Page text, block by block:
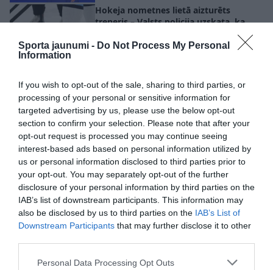
Sporta jaunumi - Do Not Process My Personal
Information
If you wish to opt-out of the sale, sharing to third parties, or
processing of your personal or sensitive information for
targeted advertising by us, please use the below opt-out
section to confirm your selection. Please note that after your
opt-out request is processed you may continue seeing
interest-based ads based on personal information utilized by
us or personal information disclosed to third parties prior to
your opt-out. You may separately opt-out of the further
disclosure of your personal information by third parties on the
IAB’s list of downstream participants. This information may
also be disclosed by us to third parties on the IAB’s List of
Downstream Participants that may further disclose it to other
Please note that this website/app uses one or more Google
Personal Data Processing Opt Outs
Hokeja nometnes lietā aizturēts
treneris – Valsts policija uzskata, ka
Latvijas izlasi un atklāj, kāpēc tas viņu
nesatrauc